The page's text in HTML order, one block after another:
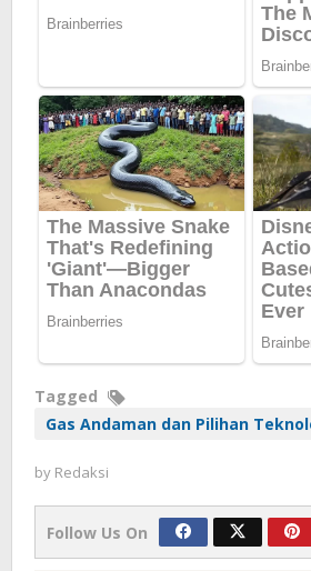
Tagged
Gas Andaman dan Pilihan
by Redaksi
Follow Us On